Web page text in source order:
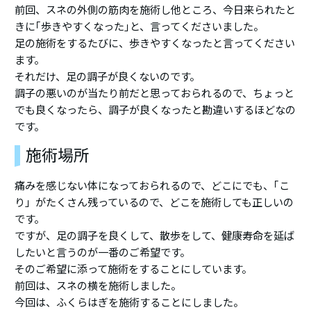
前回、スネの外側の筋肉を施術し他ところ、今日来られたと
きに｢歩きやすくなった｣と、言ってくださいました。
足の施術をするたびに、歩きやすくなったと言ってください
ます。
それだけ、足の調子が良くないのです。
調子の悪いのが当たり前だと思っておられるので、ちょっと
でも良くなったら、調子が良くなったと勘違いするほどなの
です。
施術場所
痛みを感じない体になっておられるので、どこにでも、｢こ
り」がたくさん残っているので、どこを施術しても正しいの
です。
ですが、足の調子を良くして、散歩をして、健康寿命を延ば
したいと言うのが一番のご希望です。
そのご希望に添って施術をすることにしています。
前回は、スネの横を施術しました。
今回は、ふくらはぎを施術することにしました。